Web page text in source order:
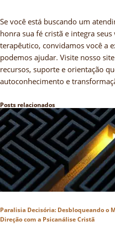
Se você está buscando um
honra sua fé cristã e integra
terapêutico, convidamos você a
podemos ajudar. Visite nosso site
recursos, suporte e orientação
autoconhecimento e
Posts relacionados
Paralisia Decisória: Desbloqueando o
Direção com a Psicanálise Cristã